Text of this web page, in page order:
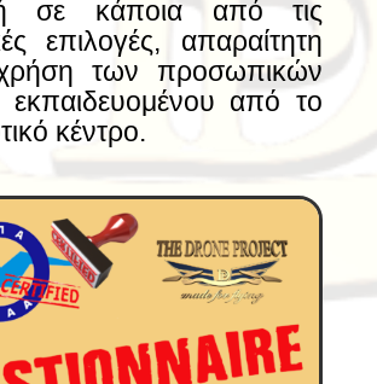
σε κάποια από τις
επιλογές, απαραίτητη
των προσωπικών
εκπαιδευομένου από το
κέντρο.